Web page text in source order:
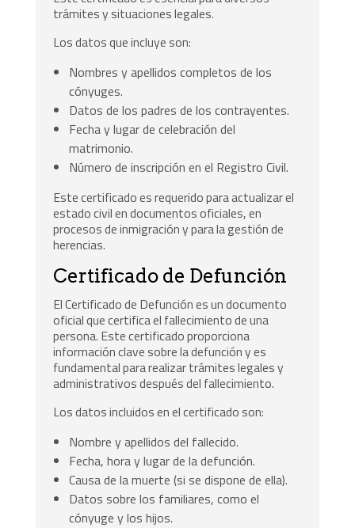
trámites y situaciones legales.
Los datos que incluye son:
Nombres y apellidos completos de los
cónyuges.
Datos de los padres de los contrayentes.
Fecha y lugar de celebración del
matrimonio.
Número de inscripción en el Registro Civil.
Este certificado es requerido para actualizar el
estado civil en documentos oficiales, en
procesos de inmigración y para la gestión de
herencias.
Certificado de Defunción
El Certificado de Defunción es un documento
oficial que certifica el fallecimiento de una
persona. Este certificado proporciona
información clave sobre la defunción y es
fundamental para realizar trámites legales y
administrativos después del fallecimiento.
Los datos incluidos en el certificado son:
Nombre y apellidos del fallecido.
Fecha, hora y lugar de la defunción.
Causa de la muerte (si se dispone de ella).
Datos sobre los familiares, como el
cónyuge y los hijos.